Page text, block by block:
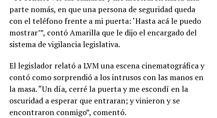
parte nomás, en que una persona de seguridad queda
con el teléfono frente a mi puerta: ‘Hasta acá le puedo
mostrar’”, contó Amarilla que le dijo el encargado del
sistema de vigilancia legislativa.
El legislador relató a LVM una escena cinematográfica y
contó como sorprendió a los intrusos con las manos en
la masa. “Un día, cerré la puerta y me escondí en la
oscuridad a esperar que entraran; y vinieron y se
encontraron conmigo”, comentó.